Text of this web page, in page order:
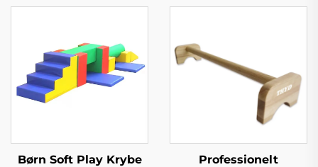
trampoline til sport og
Børn Soft Play Krybe
Professionelt